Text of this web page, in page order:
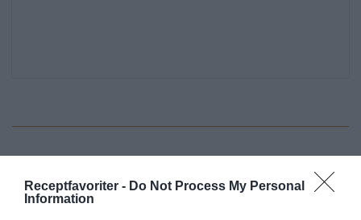
Receptfavoriter - Do Not Process My Personal
Information
Mandlar
Smör
Husmanskost